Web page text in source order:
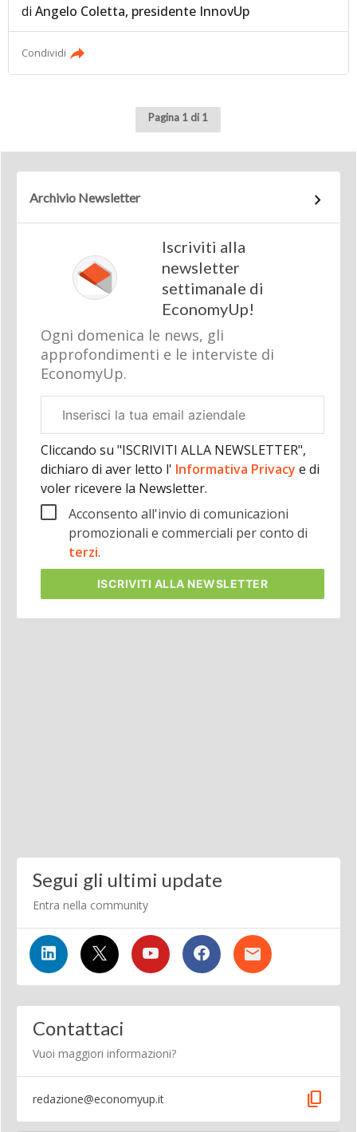
diAngelo Coletta, presidente InnovUp
Condividi
Pagina 1 di 1
Archivio Newsletter
Iscriviti alla
newsletter
settimanale di
EconomyUp!
Ogni domenica le news, gli
approfondimenti e le interviste di
EconomyUp.
aziendale
Cliccando su "ISCRIVITI ALLA NEWSLETTER",
dichiaro di aver letto l' Informativa Privacy e di
voler ricevere la Newsletter.
Acconsento all'invio di comunicazioni
promozionali e commerciali per conto di
terzi.
ISCRIVITI ALLA NEWSLETTER
Segui gli ultimi update
Entra nella community
Contattaci
Vuoi maggiori informazioni?
redazione@economyup.it content_copy